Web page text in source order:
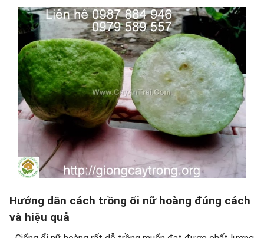
Hướng dẫn cách trồng ổi nữ hoàng đúng cách
và hiệu quả